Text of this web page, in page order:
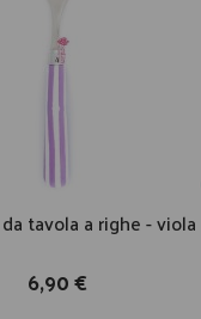
tavola a righe - viola
6,90 €